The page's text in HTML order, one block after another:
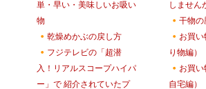
単・早い・美味しいお吸い
物
乾燥めかぶの戻し方
フジテレビの「超潜
入！リアルスコープハイパ
ー」で 紹介されていたプ
しません
干物の
お買い
り物編）
お買い
自宅編）